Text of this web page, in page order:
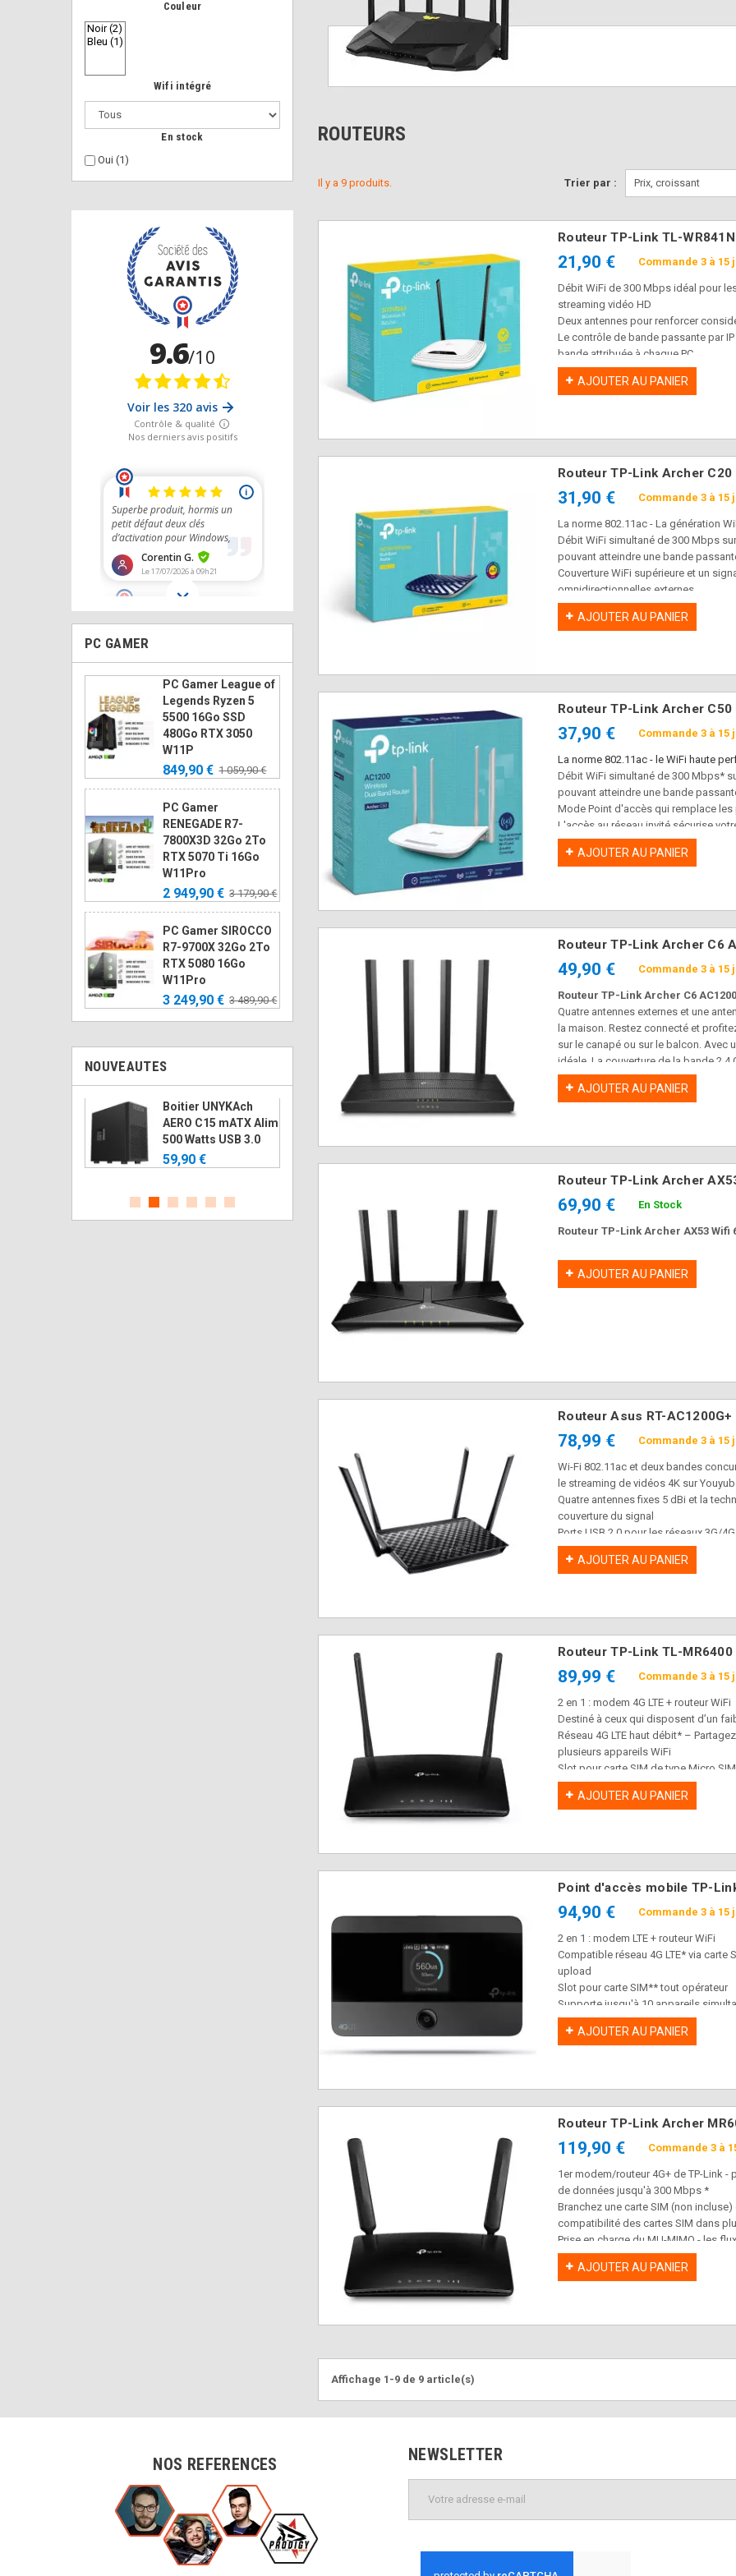
Couleur
Wifi intégré
En stock
Oui (1)
PC GAMER
PC Gamer League of
Legends Ryzen 5
5500 16Go SSD
480Go RTX 3050
W11P
849,90 € 1 059,90 €
PC Gamer
RENEGADE R7-
7800X3D 32Go 2To
RTX 5070 Ti 16Go
W11Pro
2 949,90 € 3 179,90 €
PC Gamer SIROCCO
R7-9700X 32Go 2To
RTX 5080 16Go
W11Pro
3 249,90 € 3 489,90 €
NOUVEAUTES
Boitier UNYKAch
AERO C15 mATX Alim
500 Watts USB 3.0
59,90 €
Station d'Accueil
Support ECO mural
ROUTEURS
Trier par : Prix, croissant
Il y a 9 produits.
Routeur TP-Link TL-
21,90 € Commande 3 à 15
Débit WiFi de 300 Mbps idéal pour
streaming vidéo HD
Deux antennes pour renforcer
Le contrôle de bande passante par
bande attribuée à chaque PC.
Réseau invité: fournit un accès
Chiffrement de sécurité sans fil
Contrôle parental: gérer quand et
AJOUTER AU PANIER
Routeur TP-Link Archer C20
31,90 € Commande 3 à 15
La norme 802.11ac - La génération
Débit WiFi simultané de 300 Mbps
pouvant atteindre une bande
Couverture WiFi supérieure et un
omnidirectionnelles externes
Compatible avec toutes les box du
Garantie 3 ans
AJOUTER AU PANIER
Routeur TP-Link Archer
37,90 € Commande 3 à 15
La norme 802.11ac - le WiFi haute
Débit WiFi simultané de 300 Mbps*
pouvant atteindre une bande
Mode Point d'accès qui remplace
L'accès au réseau invité sécurise
partagez avec des invités.
Administration facile depuis votre
AJOUTER AU PANIER
Routeur TP-Link Archer C6
49,90 € Commande 3 à 15
Routeur TP-Link Archer C6
Quatre antennes externes et une
la maison. Restez connecté et
sur le canapé ou sur le balcon. Avec
idéale. La couverture de la bande
zones mortes Wi-Fi et battant celle
AJOUTER AU PANIER
Routeur TP-Link Archer
69,90 € En Stock
Routeur TP-Link Archer AX53 Wifi
AJOUTER AU PANIER
Routeur Asus RT-
78,99 € Commande 3 à 15
Wi-Fi 802.11ac et deux bandes
le streaming de vidéos 4K sur
Quatre antennes fixes 5 dBi et la
couverture du signal
Ports USB 2.0 pour les réseaux 3G/
multimédia
Ports Gigabit Ethernet pour des
système de contrôle et de
AJOUTER AU PANIER
Routeur TP-Link TL-
89,99 € Commande 3 à 15
2 en 1 : modem 4G LTE + routeur WiFi
Destiné à ceux qui disposent d’un
Réseau 4G LTE haut débit* –
plusieurs appareils WiFi
Slot pour carte SIM de type Micro
Excellente couverture WiFi – Les
WiFi étendue et stable
Possibilité de l'emporter avec vous
Via carte SIM (non fournie) et selon
AJOUTER AU PANIER
Point d'accès mobile TP-
94,90 € Commande 3 à 15
2 en 1 : modem LTE + routeur WiFi
Compatible réseau 4G LTE* via
upload
Slot pour carte SIM** tout opérateur
Supporte jusqu'à 10 appareils
WiFi sélectionnable en 2.4 GHz
Puissante batterie de 2000 mAh
Garantie 3 ans
AJOUTER AU PANIER
Routeur TP-Link Archer
119,90 € Commande 3 à
1er modem/routeur 4G+ de TP-Link -
de données jusqu'à 300 Mbps *
Branchez une carte SIM (non
compatibilité des cartes SIM dans
Prise en charge du MU-MIMO - les
l'efficacité du réseau.
Ports Gigabit complets - fournit
AJOUTER AU PANIER
Affichage 1-9 de 9 article(s)
NOS REFERENCES NEWSLETTER